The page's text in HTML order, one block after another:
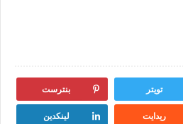
تويتر بنترست
ريدايت لينكدين